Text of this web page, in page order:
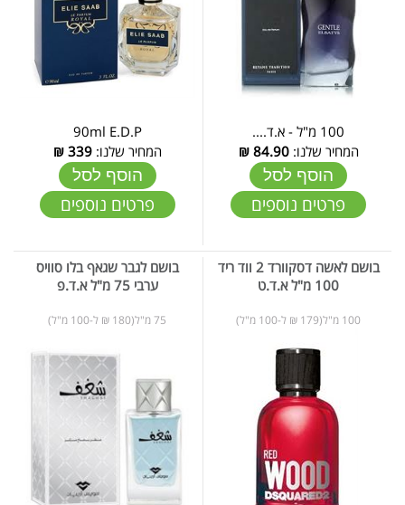
100 מ"ל - א.ד....
המחיר שלנו:84.90
₪
הוסף לסל
פרטים נוספים
90ml E.D.P
המחיר שלנו:339
₪
הוסף לסל
פרטים נוספים
בושם לאשה דסקוורד 2 ווד ריד
100 מ"ל א.ד.ט
100 מ"ל(179 ₪ ל-100 מ"ל)
בושם לגבר שגאף בלו סוויס
ערבי 75 מ"ל א.ד.פ
75 מ"ל(180 ₪ ל-100 מ"ל)